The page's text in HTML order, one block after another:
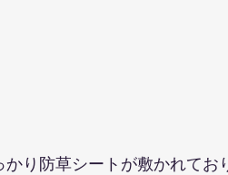
り防草シートが敷かれてお